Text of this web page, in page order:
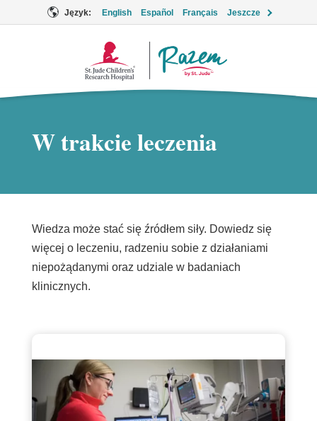
Język: English Español Français Jeszcze
Logo
W trakcie leczenia
Wiedza może stać się źródłem siły. Dowiedz się
więcej o leczeniu, radzeniu sobie z działaniami
niepożądanymi oraz udziale w badaniach
klinicznych.